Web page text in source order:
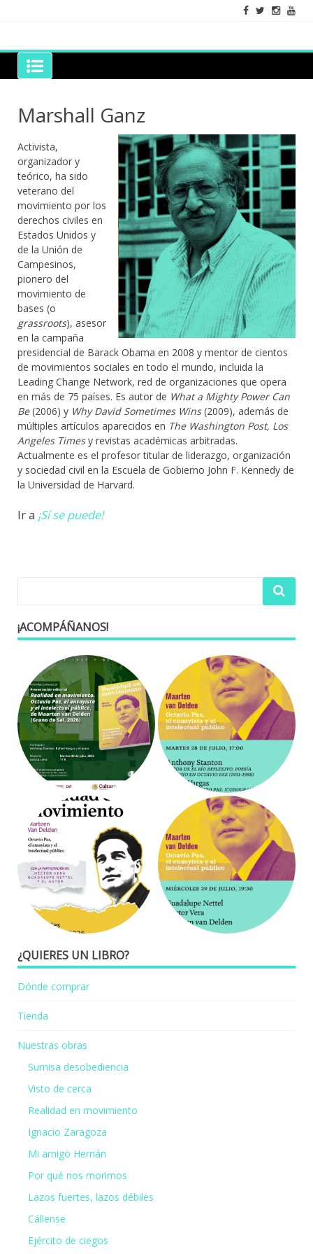
Grano de Sal
Libros para mantener viva la duda razonable
Marshall Ganz
Activista,
organizador y
teórico, ha sido
veterano del
movimiento por los
derechos civiles en
Estados Unidos y
de la Unión de
Campesinos,
pionero del
movimiento de
bases (o
grassroots), asesor
en la campaña
presidencial de Barack Obama en 2008 y mentor de cientos
de movimientos sociales en todo el mundo, incluida la
Leading Change Network, red de organizaciones que opera
en más de 75 países. Es autor de What a Mighty Power Can
Be(2006) y Why David Sometimes Wins(2009), además de
múltiples artículos aparecidos en The Washington Post, Los
Angeles Timesy revistas académicas arbitradas.
Actualmente es el profesor titular de liderazgo, organización
y sociedad civil en la Escuela de Gobierno John F. Kennedy de
la Universidad de Harvard.
Ir a ¡Sí se puede!
¡ACOMPÁÑANOS!
¿QUIERES UN LIBRO?
Dónde comprar
Tienda
Nuestras obras
Sumisa desobediencia
Visto de cerca
Realidad en movimiento
Ignacio Zaragoza
Mi amigo Hernán
Por qué nos morimos
Lazos fuertes, lazos débiles
Cállense
Ejército de ciegos